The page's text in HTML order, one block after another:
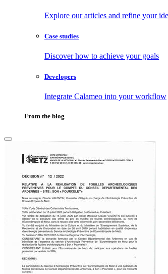
Explore our articles and refine your
Case studies
Discover how to achieve your goals
Developers
Integrate Calameo into your workflow
From the blog